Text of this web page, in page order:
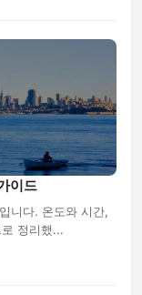
이드
니다. 온도와 시간,
정리했...